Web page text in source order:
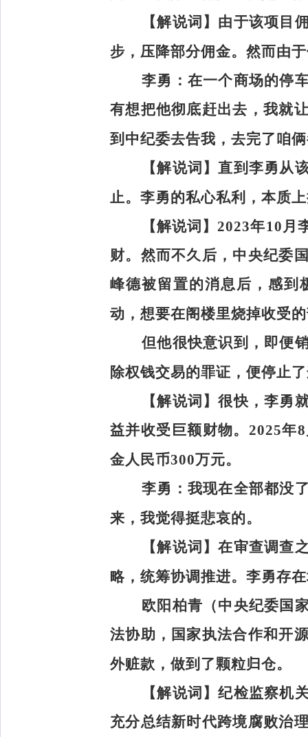
【解说词】 由于该项目
步，压降部分佣金。然而由
李勇： 在一个商场的停
有想把他彻底赶出去，我就
到中纪委去告我，去完了咱
【解说词】 直到李勇从
止。李勇的私心私利，本质
【解说词】2023年10月
财。然而不久后，中央纪委
峰德被留置的消息后，感到
动，想要在阁楼里烧掉收受
但他很快意识到，即便
除权钱交易的罪证，便停止
【解说词】很快，李勇
益并收受巨额财物。2025年
金人民币300万元。
李勇： 我现在全部都没
来，我觉得挺悲哀的。
【解说词】在审查调查
略，统筹协调推进。李勇存
欧阳柏青（中央纪委国
法协助，国家执法合作和开
外赃款，做到了颗粒归仓。
【解说词】纪检监察机
充分总结新时代跨境腐败治